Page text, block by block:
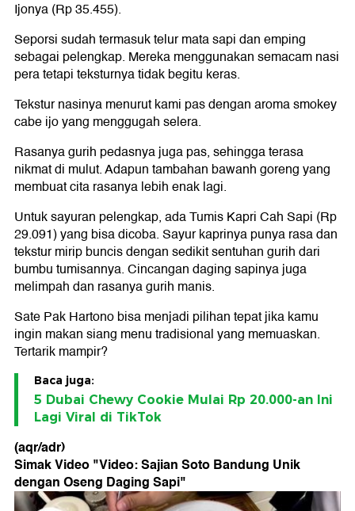
Ijonya (Rp 35.455).
Seporsi sudah termasuk telur mata sapi dan emping
sebagai pelengkap. Mereka menggunakan semacam nasi
pera tetapi teksturnya tidak begitu keras.
Tekstur nasinya menurut kami pas dengan aroma smokey
cabe ijo yang menggugah selera.
Rasanya gurih pedasnya juga pas, sehingga terasa
nikmat di mulut. Adapun tambahan bawanh goreng yang
membuat cita rasanya lebih enak lagi.
Untuk sayuran pelengkap, ada Tumis Kapri Cah Sapi (Rp
29.091) yang bisa dicoba. Sayur kaprinya punya rasa dan
tekstur mirip buncis dengan sedikit sentuhan gurih dari
bumbu tumisannya. Cincangan daging sapinya juga
melimpah dan rasanya gurih manis.
Sate Pak Hartono bisa menjadi pilihan tepat jika kamu
ingin makan siang menu tradisional yang memuaskan.
Tertarik mampir?
Baca juga:
5 Dubai Chewy Cookie Mulai Rp 20.000-an Ini
Lagi Viral di TikTok
(aqr/adr)
Simak Video "Video: Sajian Soto Bandung Unik
dengan Oseng Daging Sapi"